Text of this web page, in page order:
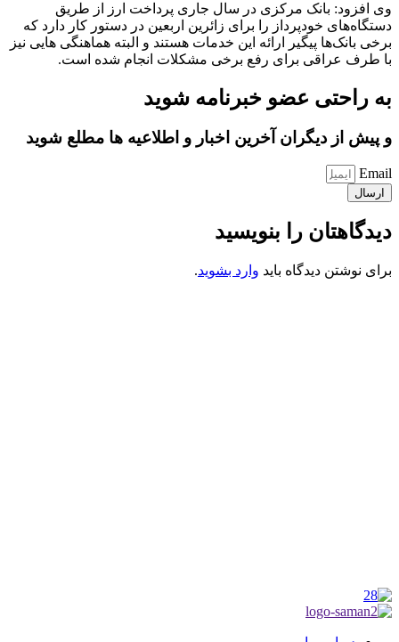
وی افزود: بانک مرکزی در سال جاری پرداخت ارز از طریق
دستگاه‌های خودپرداز را برای زائرین اربعین در دستور کار دارد که
برخی بانک‌ها پیگیر ارائه این خدمات هستند و البته هماهنگی هایی نیز
با طرف عراقی برای رفع برخی مشکلات انجام شده است.
به راحتی عضو خبرنامه شوید
و پیش از دیگران آخرین اخبار و اطلاعیه ها مطلع شوید
Email
ارسال
دیدگاهتان را بنویسید
برای نوشتن دیدگاه باید وارد بشوید.